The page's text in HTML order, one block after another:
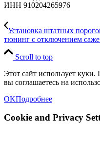
ИНН 910204265976
Установка штатных
тюнинг с отключением
Scroll to top
Этот сайт использует куки.
вы соглашаетесь на
OKПодробнее
Cookie and Privacy